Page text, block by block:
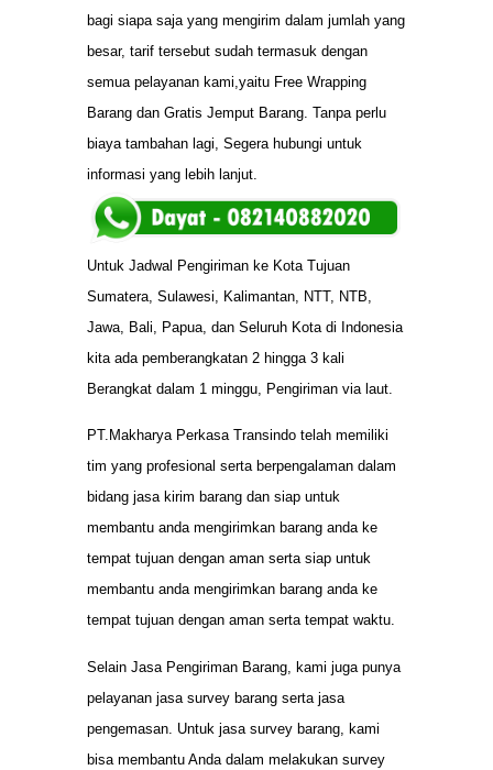
bagi siapa saja yang mengirim dalam jumlah yang
besar, tarif tersebut sudah termasuk dengan
semua pelayanan kami,yaitu Free Wrapping
Barang dan Gratis Jemput Barang. Tanpa perlu
biaya tambahan lagi, Segera hubungi untuk
informasi yang lebih lanjut.
Untuk Jadwal Pengiriman ke Kota Tujuan
Sumatera, Sulawesi, Kalimantan, NTT, NTB,
Jawa, Bali, Papua, dan Seluruh Kota di Indonesia
kita ada pemberangkatan 2 hingga 3 kali
Berangkat dalam 1 minggu, Pengiriman via laut.
PT.Makharya Perkasa Transindo telah memiliki
tim yang profesional serta berpengalaman dalam
bidang jasa kirim barang dan siap untuk
membantu anda mengirimkan barang anda ke
tempat tujuan dengan aman serta siap untuk
membantu anda mengirimkan barang anda ke
tempat tujuan dengan aman serta tempat waktu.
Selain Jasa Pengiriman Barang, kami juga punya
pelayanan jasa survey barang serta jasa
pengemasan. Untuk jasa survey barang, kami
bisa membantu Anda dalam melakukan survey